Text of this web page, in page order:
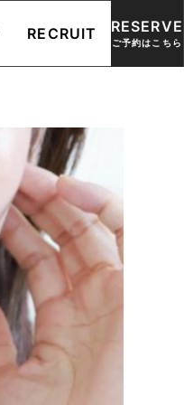
RECRUIT RESERVE
ご予約はこちら